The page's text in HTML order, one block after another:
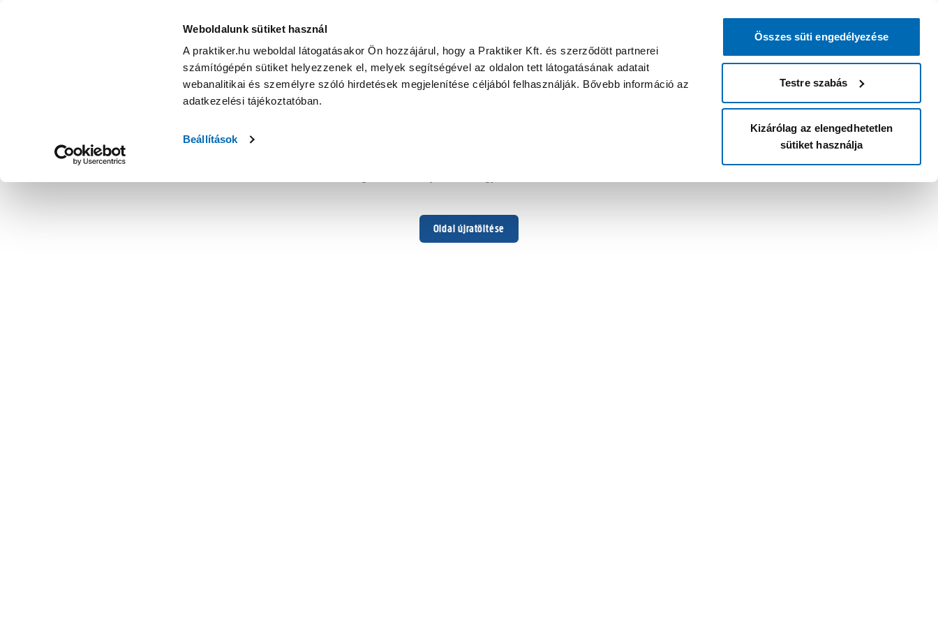
Weboldalunk sütiket használ
A praktiker.hu weboldal látogatásakor Ön hozzájárul, hogy a Praktiker Kft. és szerződött partnerei
számítógépén sütiket helyezzenek el, melyek segítségével az oldalon tett látogatásának adatait
webanalitikai és személyre szóló hirdetések megjelenítése céljából felhasználják. Bővebb információ az
adatkezelési tájékoztatóban.
Beállítások
Összes süti engedélyezése
Testre szabás
Kizárólag az elengedhetetlen
sütiket használja
Oldal újratöltése